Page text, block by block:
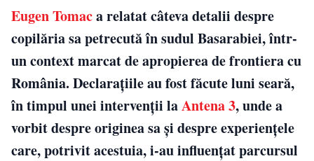
Eugen Tomaca relatat câteva detalii despre
copilăria sa petrecută în sudul Basarabiei, într-
un context marcat de apropierea de frontiera cu
România. Declarațiile au fost făcute luni seară,
în timpul unei intervenții laAntena 3, unde a
vorbit despre originea sa și despre experiențele
care, potrivit acestuia, i-au influențat parcursul